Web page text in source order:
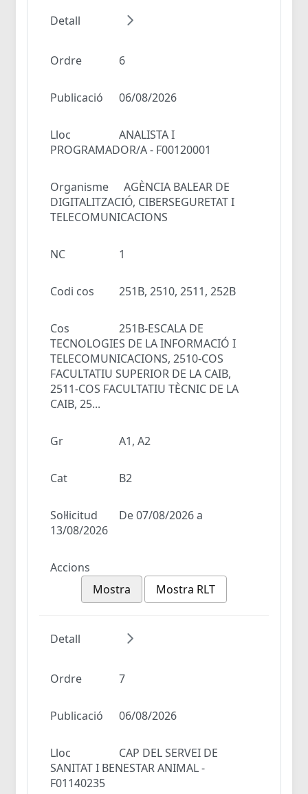
Detall
Ordre 6
Publicació 06/08/2026
Lloc
ANALISTA I
PROGRAMADOR/A - F00120001
Organisme
AGÈNCIA BALEAR DE
DIGITALITZACIÓ, CIBERSEGURETAT I
TELECOMUNICACIONS
NC 1
Codi cos 251B, 2510, 2511, 252B
Cos
251B-ESCALA DE
TECNOLOGIES DE LA INFORMACIÓ I
TELECOMUNICACIONS, 2510-COS
FACULTATIU SUPERIOR DE LA CAIB,
2511-COS FACULTATIU TÈCNIC DE LA
CAIB, 25...
Gr A1, A2
Cat B2
Sol·licitud
De 07/08/2026 a
13/08/2026
Accions
Mostra
Mostra RLT
Detall
Ordre 7
Publicació 06/08/2026
Lloc
CAP DEL SERVEI DE
SANITAT I BENESTAR ANIMAL -
F01140235